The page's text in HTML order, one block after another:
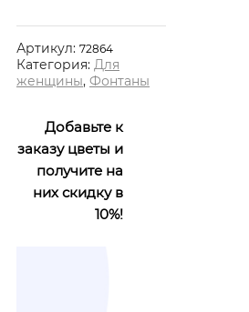
Артикул: 72864
Категория: Для
женщины, Фонтаны
Добавьте к
заказу цветы и
получите на
них скидку в
10%!